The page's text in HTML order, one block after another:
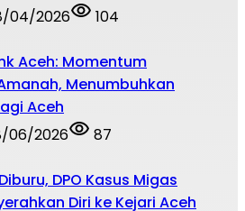
04/2026
104
Aceh: Momentum
Menumbuhkan
Aceh
06/2026
87
DPO Kasus Migas
Diri ke Kejari Aceh